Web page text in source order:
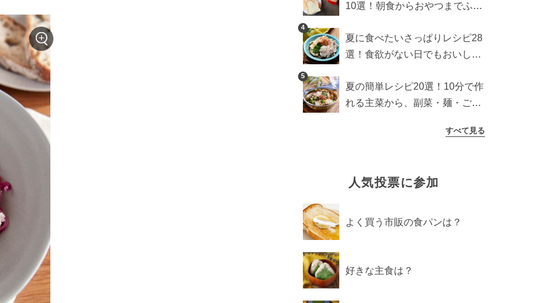
10選！朝食からおやつまでふん
4
夏に食べたいさっぱりレシピ28
選！食欲がない日でもおいしい
5
夏の簡単レシピ20選！10分で作
れる主菜から、副菜・麺・ごは
すべて見る
人気投票に参加
よく買う市販の食パンは？
好きな主食は？